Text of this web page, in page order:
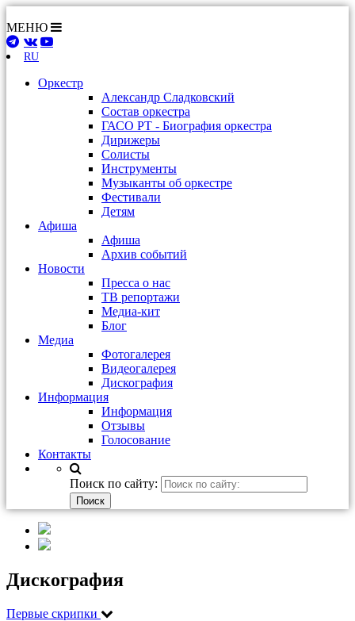
МЕНЮ
RU
Оркестр
Александр Сладковский
Состав оркестра
ГАСО РТ - Биография оркестра
Дирижеры
Солисты
Инструменты
Музыканты об оркестре
Фестивали
Детям
Афиша
Афиша
Архив событий
Новости
Пресса о нас
ТВ репортажи
Медиа-кит
Блог
Медиа
Фотогалерея
Видеогалерея
Дискография
Информация
Информация
Отзывы
Голосование
Контакты
Поиск по сайту:
Дискография
Первые скрипки